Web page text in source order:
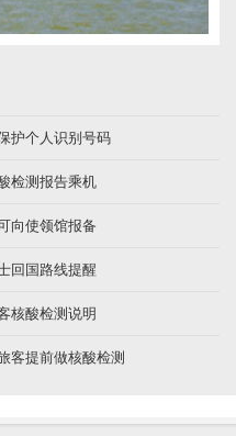
护个人识别号码
检测报告乘机
向使领馆报备
回国路线提醒
核酸检测说明
客提前做核酸检测